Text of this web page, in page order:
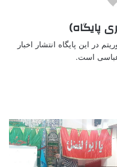
پایگاه)
در این پایگاه انتشار اخبار
است.